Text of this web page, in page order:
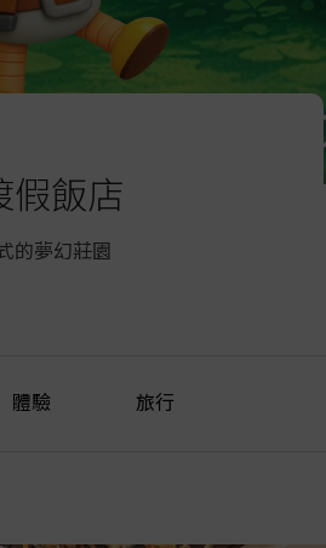
假飯店
的夢幻莊園
體驗 旅行